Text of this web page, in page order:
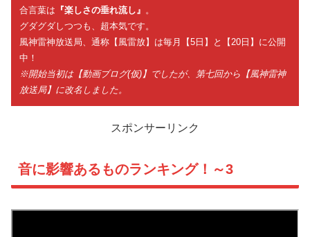
合言葉は 『楽しさの垂れ流し』 。
グダグダしつつも、超本気です。
風神雷神放送局、通称【風雷放】は毎月【5日】と【20日】に公開
中！
※開始当初は【動画ブログ(仮)】でしたが、第七回から【風神雷神
放送局】に改名しました。
スポンサーリンク
音に影響あるものランキング！～3